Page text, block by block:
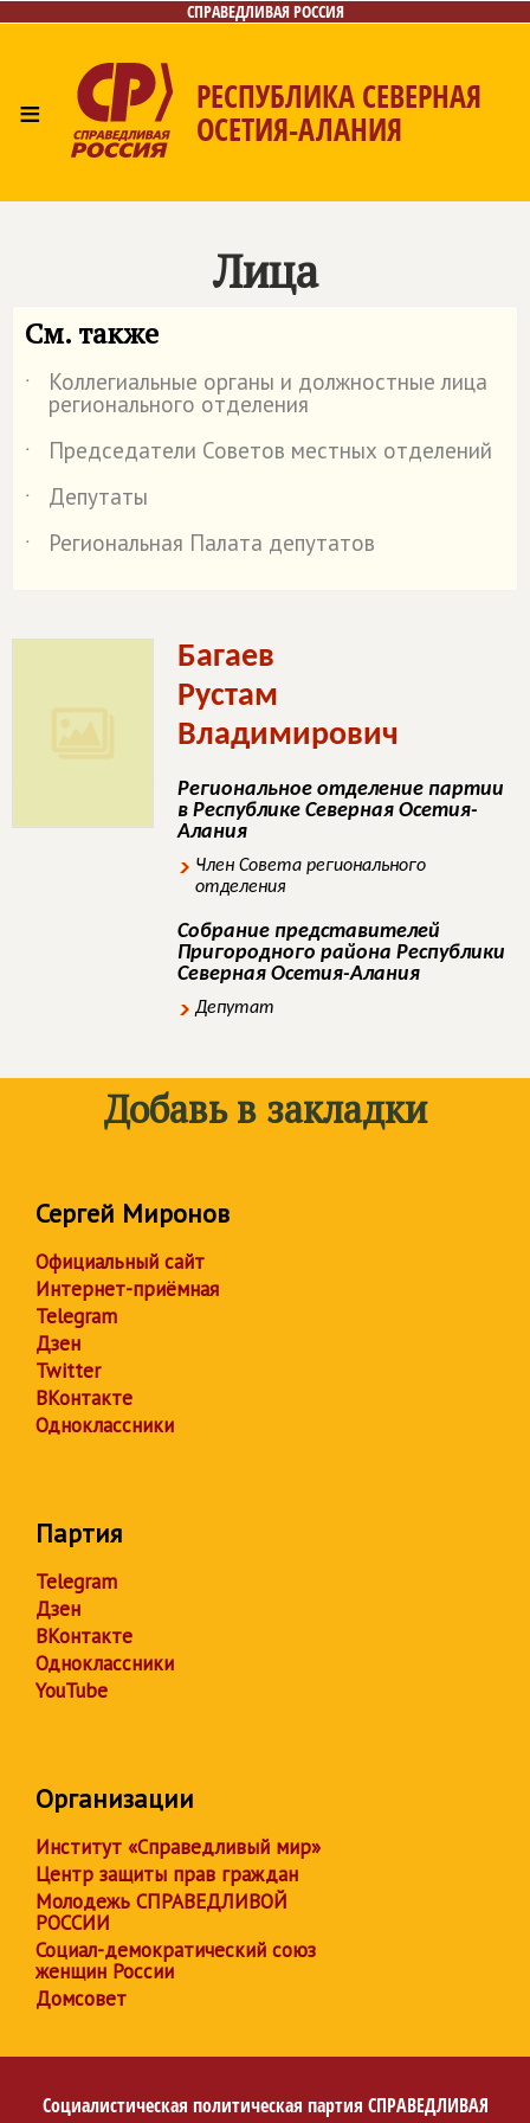
СПРАВЕДЛИВАЯ РОССИЯ
≡ РЕСПУБЛИКА СЕВЕРНАЯ
ОСЕТИЯ-АЛАНИЯ
Контакты
Лица
См. также
˙ Коллегиальные органы и должностные лица
регионального отделения
˙
Председатели Советов местных отделений
˙
Депутаты
˙
Региональная Палата депутатов
Багаев
Рустам
Владимирович
Региональное отделение партии
в Республике Северная Осетия-
Алания
Член Совета регионального
отделения
Собрание представителей
Пригородного района Республики
Северная Осетия-Алания
Депутат
Добавь в закладки
Сергей Миронов
Официальный сайт
Интернет-приёмная
Telegram
Дзен
Twitter
ВКонтакте
Одноклассники
Партия
Telegram
Дзен
ВКонтакте
Одноклассники
YouTube
Организации
Институт «Справедливый мир»
Центр защиты прав граждан
Молодежь СПРАВЕДЛИВОЙ
РОССИИ
Социал-демократический союз
женщин России
Домсовет
Социалистическая политическая партия СПРАВЕДЛИВАЯ